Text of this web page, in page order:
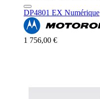
DP4801 EX Numérique
1 756,00 €